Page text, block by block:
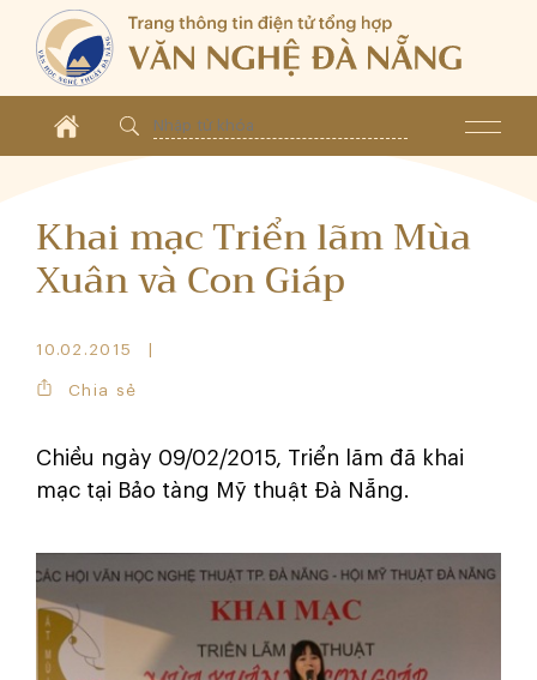
Khai mạc Triển lãm Mùa
Xuân và Con Giáp
10.02.2015
Chia sẻ
Chiều ngày 09/02/2015, Triển lãm đã khai
mạc tại Bảo tàng Mỹ thuật Đà Nẵng.